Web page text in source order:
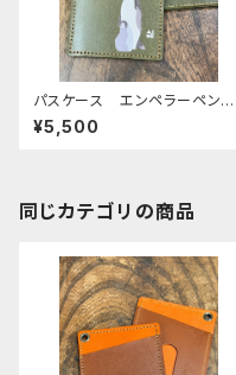
パスケース エンペラーペンギ
ン 親子 皇帝ペンギン Gre
en グリーン ぺんぎん 栃木
¥5,500
同じカテゴリの商品